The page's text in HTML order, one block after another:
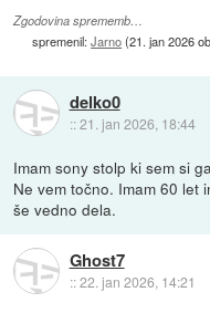
Zgodovina sprememb…
spremenil:Jarno(21. jan 2026
delko0
::21. jan 2026, 18:44
Imam sony stolp ki sem si
Ne vem točno. Imam 60 let
še vedno dela.
Ghost7
::22. jan 2026, 14:21